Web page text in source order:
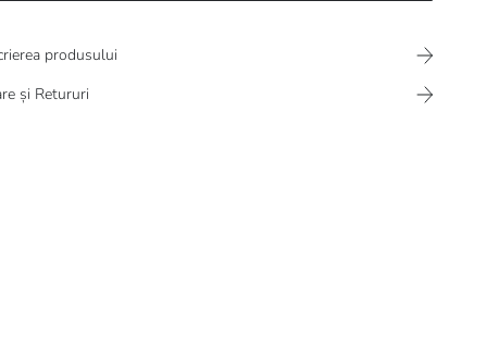
produsului
și Retururi